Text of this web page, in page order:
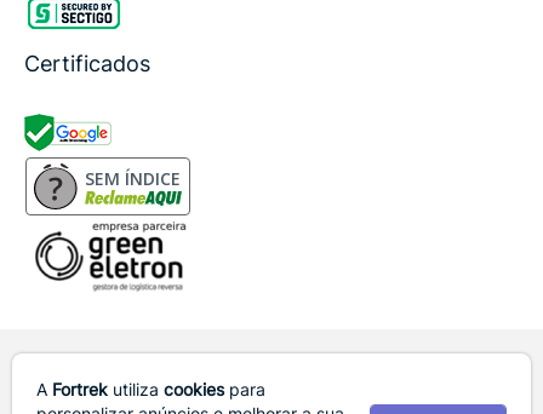
Certificados
SEM ÍNDICE
disponibilidade válidos são os da Cesta de Compras. Preços e condições
de pagamento exclusivas para compras via internet e televendas.
A Fortrek utiliza cookiespara